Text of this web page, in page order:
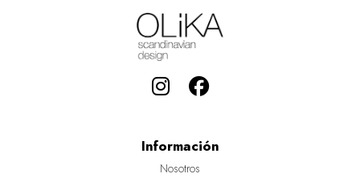
Información
Nosotros